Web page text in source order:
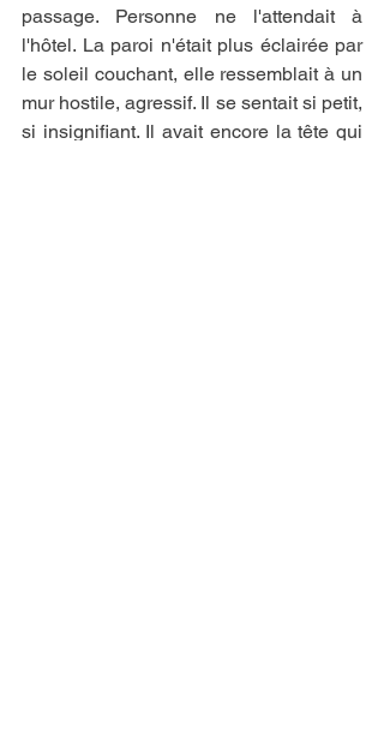
passage. Personne ne l'attendait à
l'hôtel. La paroi n'était plus éclairée par
le soleil couchant, elle ressemblait à un
mur hostile, agressif. Il se sentait si petit,
si insignifiant. Il avait encore la tête qui